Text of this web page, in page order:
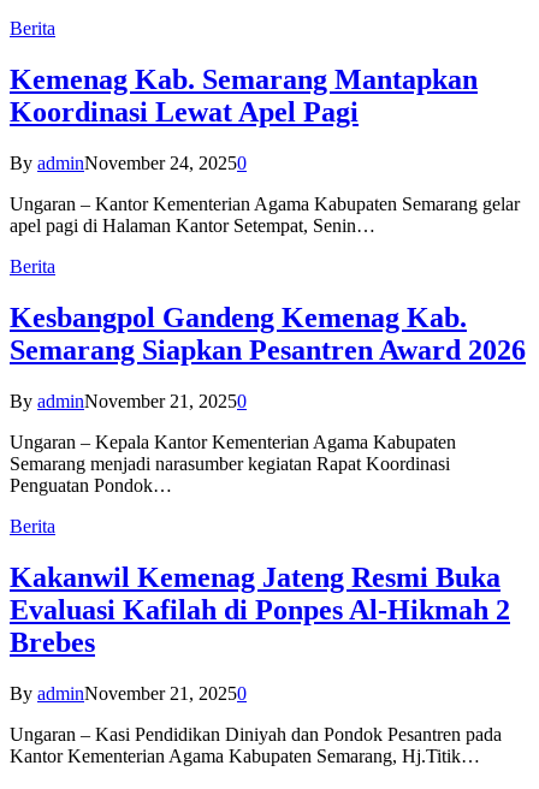
Berita
Kemenag Kab. Semarang Mantapkan
Koordinasi Lewat Apel Pagi
By adminNovember 24, 20250
Ungaran – Kantor Kementerian Agama Kabupaten Semarang gelar
apel pagi di Halaman Kantor Setempat, Senin…
Berita
Kesbangpol Gandeng Kemenag Kab.
Semarang Siapkan Pesantren Award 2026
By adminNovember 21, 20250
Ungaran – Kepala Kantor Kementerian Agama Kabupaten
Semarang menjadi narasumber kegiatan Rapat Koordinasi
Penguatan Pondok…
Berita
Kakanwil Kemenag Jateng Resmi Buka
Evaluasi Kafilah di Ponpes Al-Hikmah 2
Brebes
By adminNovember 21, 20250
Ungaran – Kasi Pendidikan Diniyah dan Pondok Pesantren pada
Kantor Kementerian Agama Kabupaten Semarang, Hj.Titik…